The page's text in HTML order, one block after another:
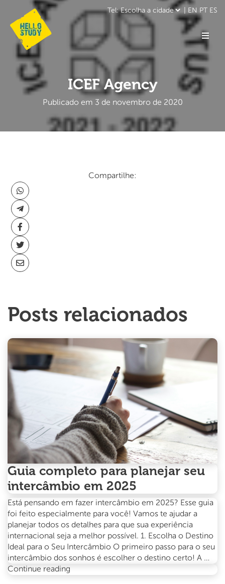
EN PT ES
ICEF Agency
Publicado em 3 de novembro de 2020
Compartilhe:
Posts relacionados
Guia completo para planejar seu
intercâmbio em 2025
Está pensando em fazer intercâmbio em 2025? Esse guia
foi feito especialmente para você! Vamos te ajudar a
planejar todos os detalhes para que sua experiência
internacional seja a melhor possível. 1. Escolha o Destino
Ideal para o Seu Intercâmbio O primeiro passo para o seu
intercâmbio dos sonhos é escolher o destino certo! A …
Continue reading